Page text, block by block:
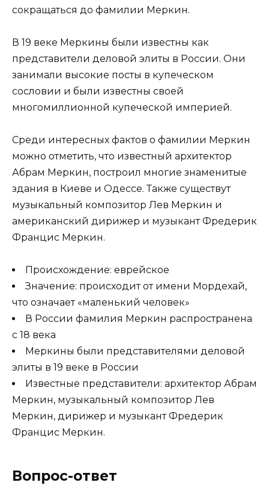
сокращаться до фамилии Меркин.
В 19 веке Меркины были известны как
представители деловой элиты в России. Они
занимали высокие посты в купеческом
сословии и были известны своей
многомиллионной купеческой империей.
Среди интересных фактов о фамилии Меркин
можно отметить, что известный архитектор
Абрам Меркин, построил многие знаменитые
здания в Киеве и Одессе. Также существут
музыкальный композитор Лев Меркин и
американский дирижер и музыкант Фредерик
Францис Меркин.
Происхождение: еврейское
Значение: происходит от имени Мордехай,
что означает «маленький человек»
В России фамилия Меркин распространена
с 18 века
Меркины были представителями деловой
элиты в 19 веке в России
Известные представители: архитектор Абрам
Меркин, музыкальный композитор Лев
Меркин, дирижер и музыкант Фредерик
Францис Меркин.
Вопрос-ответ